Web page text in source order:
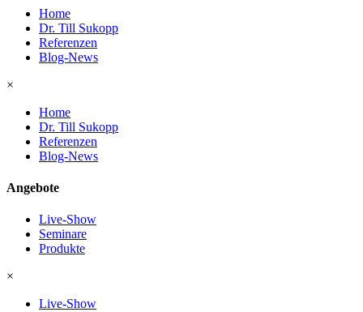
Home
Dr. Till Sukopp
Referenzen
Blog-News
×
Home
Dr. Till Sukopp
Referenzen
Blog-News
Angebote
Live-Show
Seminare
Produkte
×
Live-Show